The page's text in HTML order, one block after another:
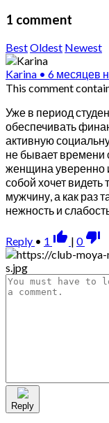
1 comment
BestOldest Newest
Karina • 6 месяцев
This comment
Уже в период
обеспечивать
активную
не бывает времени
женщина уверенно
собой хочет
мужчину, а как раз
нежность и
Reply • 1 thumb_up_alt | 0 thumb_down_alt
Reply